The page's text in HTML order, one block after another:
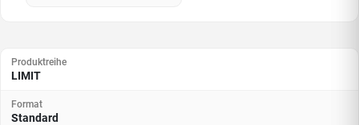
Produktreihe
LIMIT
Format
Standard